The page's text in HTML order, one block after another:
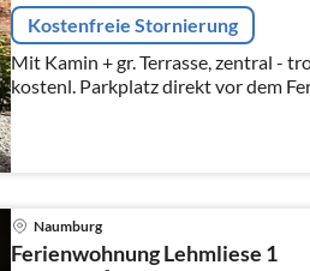
Kostenfreie Stornierung
Mit Kamin + gr. Terrasse, zentral -
kostenl. Parkplatz direkt vor dem
Naumburg
Ferienwohnung Lehmliese 1